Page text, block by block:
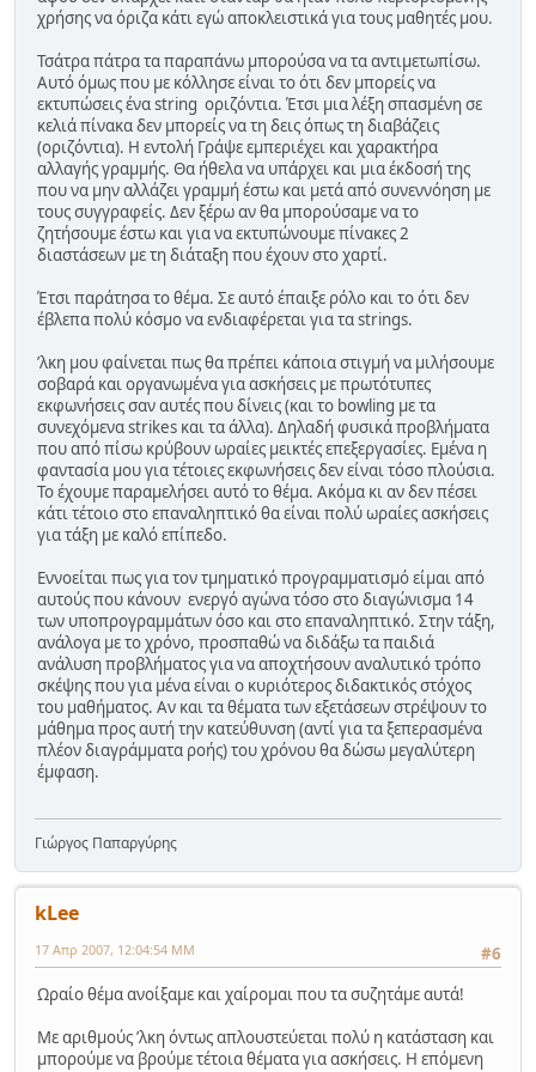
χρήσης να όριζα κάτι εγώ αποκλειστικά για τους μαθητές μου.
Τσάτρα πάτρα τα παραπάνω μπορούσα να τα αντιμετωπίσω.
Αυτό όμως που με κόλλησε είναι το ότι δεν μπορείς να
εκτυπώσεις ένα string οριζόντια. Έτσι μια λέξη σπασμένη σε
κελιά πίνακα δεν μπορείς να τη δεις όπως τη διαβάζεις
(οριζόντια). Η εντολή Γράψε εμπεριέχει και χαρακτήρα
αλλαγής γραμμής. Θα ήθελα να υπάρχει και μια έκδοσή της
που να μην αλλάζει γραμμή έστω και μετά από συνεννόηση με
τους συγγραφείς. Δεν ξέρω αν θα μπορούσαμε να το
ζητήσουμε έστω και για να εκτυπώνουμε πίνακες 2
διαστάσεων με τη διάταξη που έχουν στο χαρτί.
Έτσι παράτησα το θέμα. Σε αυτό έπαιξε ρόλο και το ότι δεν
έβλεπα πολύ κόσμο να ενδιαφέρεται για τα strings.
ʼλκη μου φαίνεται πως θα πρέπει κάποια στιγμή να μιλήσουμε
σοβαρά και οργανωμένα για ασκήσεις με πρωτότυπες
εκφωνήσεις σαν αυτές που δίνεις (και το bowling με τα
συνεχόμενα strikes και τα άλλα). Δηλαδή φυσικά προβλήματα
που από πίσω κρύβουν ωραίες μεικτές επεξεργασίες. Εμένα η
φαντασία μου για τέτοιες εκφωνήσεις δεν είναι τόσο πλούσια.
Το έχουμε παραμελήσει αυτό το θέμα. Ακόμα κι αν δεν πέσει
κάτι τέτοιο στο επαναληπτικό θα είναι πολύ ωραίες ασκήσεις
για τάξη με καλό επίπεδο.
Εννοείται πως για τον τμηματικό προγραμματισμό είμαι από
αυτούς που κάνουν ενεργό αγώνα τόσο στο διαγώνισμα 14
των υποπρογραμμάτων όσο και στο επαναληπτικό. Στην τάξη,
ανάλογα με το χρόνο, προσπαθώ να διδάξω τα παιδιά
ανάλυση προβλήματος για να αποχτήσουν αναλυτικό τρόπο
σκέψης που για μένα είναι ο κυριότερος διδακτικός στόχος
του μαθήματος. Αν και τα θέματα των εξετάσεων στρέψουν το
μάθημα προς αυτή την κατεύθυνση (αντί για τα ξεπερασμένα
πλέον διαγράμματα ροής) του χρόνου θα δώσω μεγαλύτερη
έμφαση.
Γιώργος Παπαργύρης
kLee
#6
17 Απρ 2007, 12:04:54 ΜΜ
Ωραίο θέμα ανοίξαμε και χαίρομαι που τα συζητάμε αυτά!
Με αριθμούς ʼλκη όντως απλουστεύεται πολύ η κατάσταση και
μπορούμε να βρούμε τέτοια θέματα για ασκήσεις. Η επόμενη